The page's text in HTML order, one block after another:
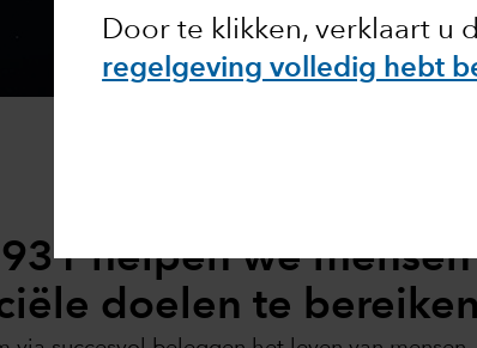
Door te klikken, verklaart u
regelgeving volledig hebt
helpen we mensen
doelen te bereiken